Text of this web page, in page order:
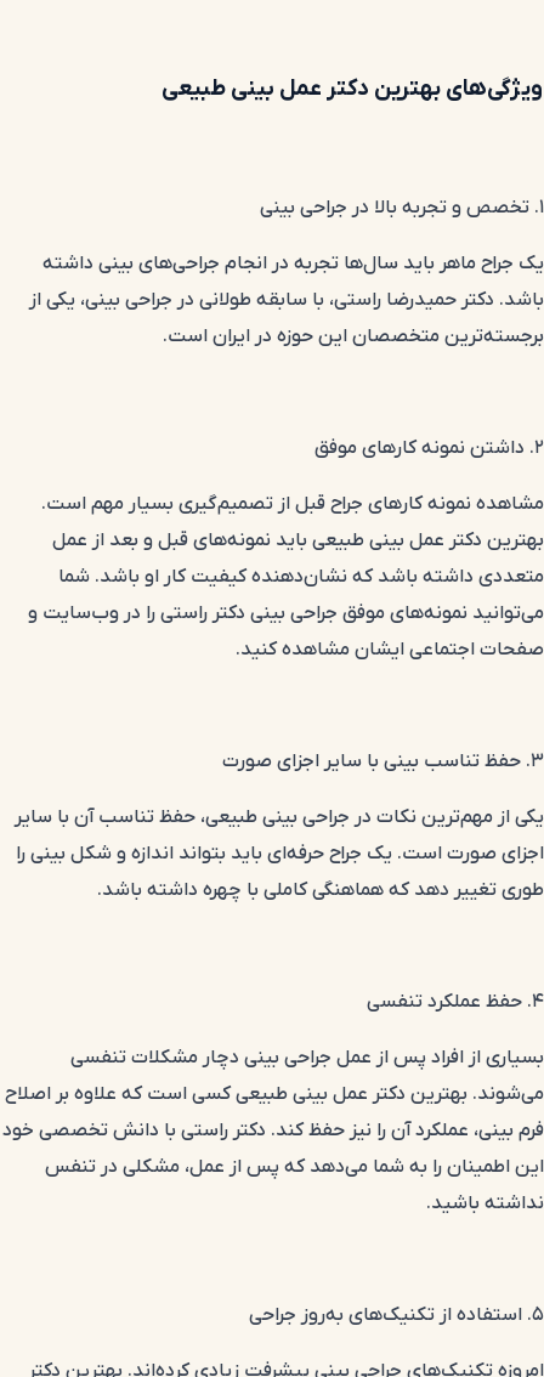
ویژگی‌های بهترین دکتر عمل بینی طبیعی
۱. تخصص و تجربه بالا در جراحی بینی
یک جراح ماهر باید سال‌ها تجربه در انجام جراحی‌های بینی داشته
باشد. دکتر حمیدرضا راستی، با سابقه طولانی در جراحی بینی، یکی از
برجسته‌ترین متخصصان این حوزه در ایران است.
۲. داشتن نمونه کارهای موفق
مشاهده نمونه کارهای جراح قبل از تصمیم‌گیری بسیار مهم است.
بهترین دکتر عمل بینی طبیعی باید نمونه‌های قبل و بعد از عمل
متعددی داشته باشد که نشان‌دهنده کیفیت کار او باشد. شما
می‌توانید نمونه‌های موفق جراحی بینی دکتر راستی را در وب‌سایت و
صفحات اجتماعی ایشان مشاهده کنید.
۳. حفظ تناسب بینی با سایر اجزای صورت
یکی از مهم‌ترین نکات در جراحی بینی طبیعی، حفظ تناسب آن با سایر
اجزای صورت است. یک جراح حرفه‌ای باید بتواند اندازه و شکل بینی را
طوری تغییر دهد که هماهنگی کاملی با چهره داشته باشد.
۴. حفظ عملکرد تنفسی
بسیاری از افراد پس از عمل جراحی بینی دچار مشکلات تنفسی
می‌شوند. بهترین دکتر عمل بینی طبیعی کسی است که علاوه بر اصلاح
فرم بینی، عملکرد آن را نیز حفظ کند. دکتر راستی با دانش تخصصی خود
این اطمینان را به شما می‌دهد که پس از عمل، مشکلی در تنفس
نداشته باشید.
۵. استفاده از تکنیک‌های به‌روز جراحی
امروزه تکنیک‌های جراحی بینی پیشرفت زیادی کرده‌اند. بهترین دکتر